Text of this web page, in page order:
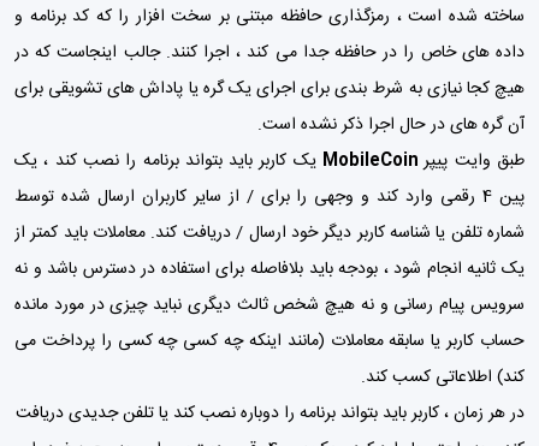
ساخته شده است ، رمزگذاری حافظه مبتنی بر سخت افزار را که کد برنامه و
داده های خاص را در حافظه جدا می کند ، اجرا کنند. جالب اینجاست که در
هیچ کجا نیازی به شرط بندی برای اجرای یک گره یا پاداش های تشویقی برای
آن گره های در حال اجرا ذکر نشده است.
طبق وایت پیپرMobileCoin
یک کاربر باید بتواند برنامه را نصب کند ، یک
پین 4 رقمی وارد کند و وجهی را برای / از سایر کاربران ارسال شده توسط
شماره تلفن یا شناسه کاربر دیگر خود ارسال / دریافت کند. معاملات باید کمتر از
یک ثانیه انجام شود ، بودجه باید بلافاصله برای استفاده در دسترس باشد و نه
سرویس پیام رسانی و نه هیچ شخص ثالث دیگری نباید چیزی در مورد مانده
حساب کاربر یا سابقه معاملات (مانند اینکه چه کسی چه کسی را پرداخت می
کند) اطلاعاتی کسب کند.
در هر زمان ، کاربر باید بتواند برنامه را دوباره نصب کند یا تلفن جدیدی دریافت